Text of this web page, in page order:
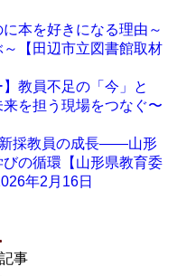
本を好きになる理由～
【田辺市立図書館取材
教員不足の「今」と
来を担う現場をつなぐ〜
新採教員の成長――山形
の循環【山形県教育委
年2月16日
事